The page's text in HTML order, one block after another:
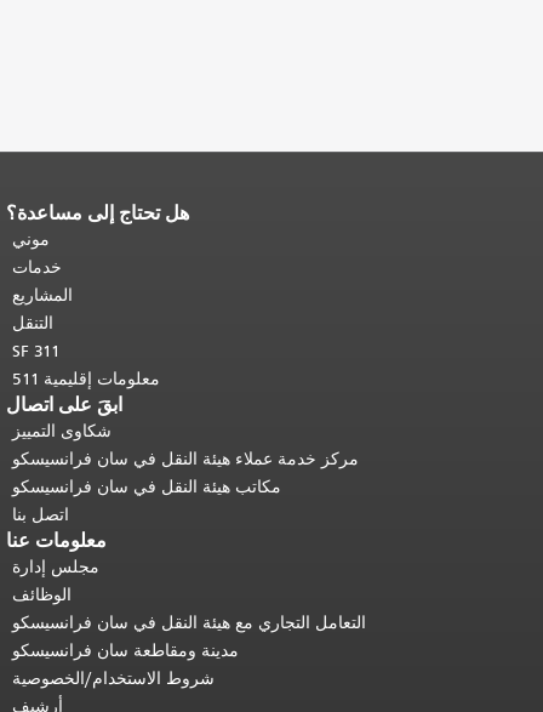
هل تحتاج إلى مساعدة؟
مركز خدمة عملاء هيئة النقل في سان فرانسيسكو
مكاتب هيئة النقل في سان فرانسيسكو
التعامل التجاري مع هيئة النقل في سان فرانسيسكو
مدينة ومقاطعة سان فرانسيسكو
شروط الاستخدام/الخصوصية